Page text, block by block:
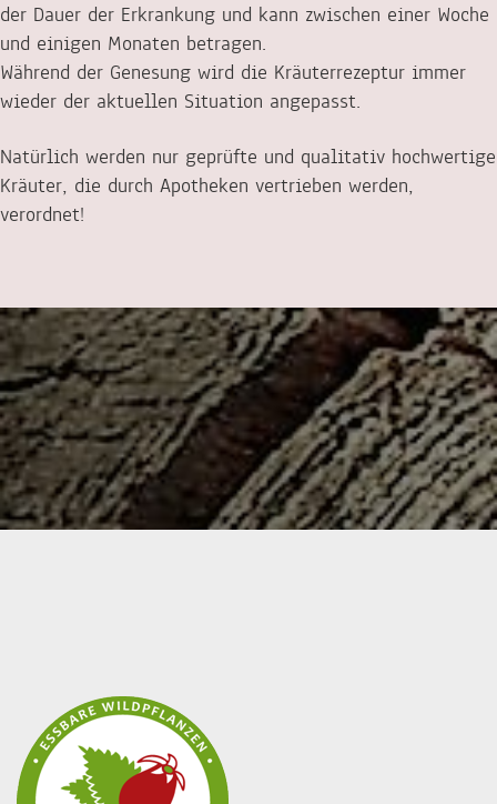
der Dauer der Erkrankung und kann zwischen einer Woche
und einigen Monaten betragen.
Während der Genesung wird die Kräuterrezeptur immer
wieder der aktuellen Situation angepasst.
Natürlich werden nur geprüfte und qualitativ hochwertige
Kräuter, die durch Apotheken vertrieben werden,
verordnet!